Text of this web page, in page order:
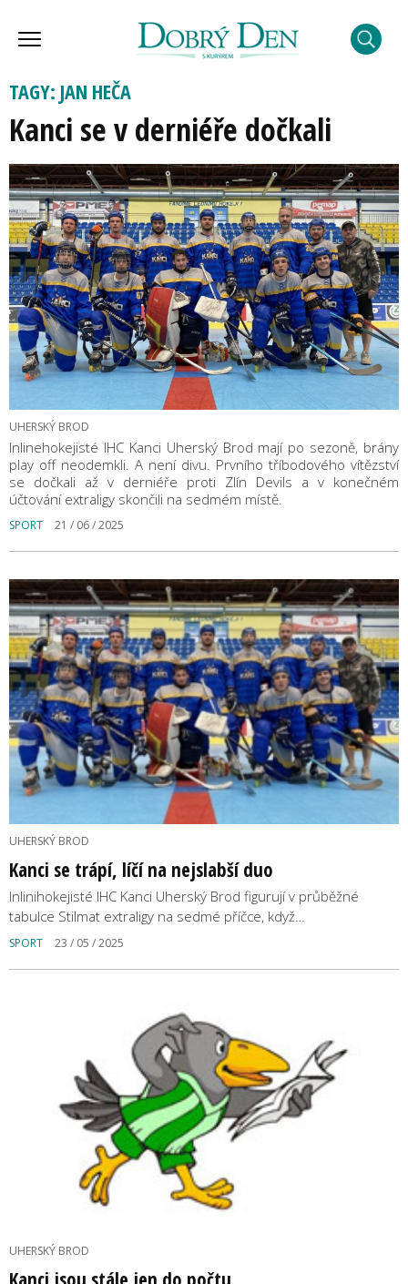
TAGY: JAN HEČA
Kanci se v derniéře dočkali
UHERSKÝ BROD
Inlinehokejisté IHC Kanci Uherský Brod mají po sezoně, brány
play off neodemkli. A není divu. Prvního tříbodového vítězství
se dočkali až v derniéře proti Zlín Devils a v konečném
účtování extraligy skončili na sedmém místě.
SPORT 21 / 06 / 2025
UHERSKÝ BROD
Kanci se trápí, líčí na nejslabší duo
Inlinihokejisté IHC Kanci Uherský Brod figurují v průběžné
tabulce Stilmat extraligy na sedmé příčce, když…
SPORT 23 / 05 / 2025
UHERSKÝ BROD